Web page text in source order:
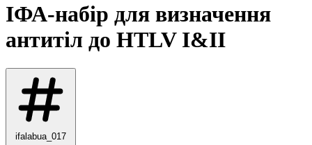
ІФА-набір для визначення
антитіл до HTLV I&II
ifalabua_017